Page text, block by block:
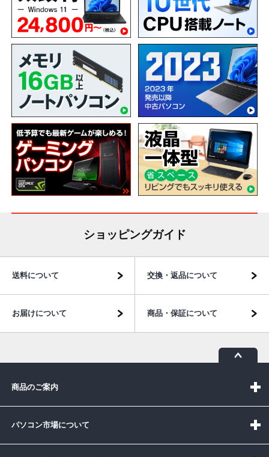
ショッピングガイド
送料について 交換・返品について
お届けについて 商品・保証について
商品のご案内
パソコン市場について